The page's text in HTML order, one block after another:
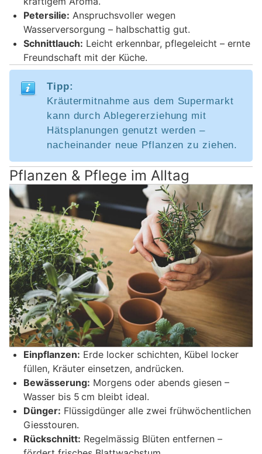
Petersilie: Anspruchsvoller wegen
Wasserversorgung – halbschattig gut.
Schnittlauch: Leicht erkennbar, pflegeleicht – ernte
Freundschaft mit der Küche.
Tipp:
Kräutermitnahme aus dem Supermarkt
kann durch Ablegererziehung mit
Hätsplanungen genutzt werden –
nacheinander neue Pflanzen zu ziehen.
Pflanzen & Pflege im Alltag
Einpflanzen: Erde locker schichten, Kübel locker
füllen, Kräuter einsetzen, andrücken.
Bewässerung: Morgens oder abends giesen –
Wasser bis 5 cm bleibt ideal.
Dünger: Flüssigdünger alle zwei frühwöchentlichen
Giesstouren.
Rückschnitt: Regelmässig Blüten entfernen –